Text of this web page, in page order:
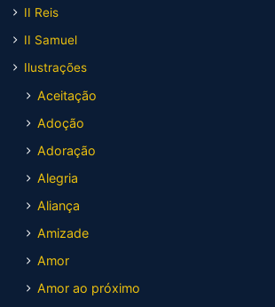
II Reis
II Samuel
Ilustrações
Aceitação
Adoção
Adoração
Alegria
Aliança
Amizade
Amor
Amor ao próximo